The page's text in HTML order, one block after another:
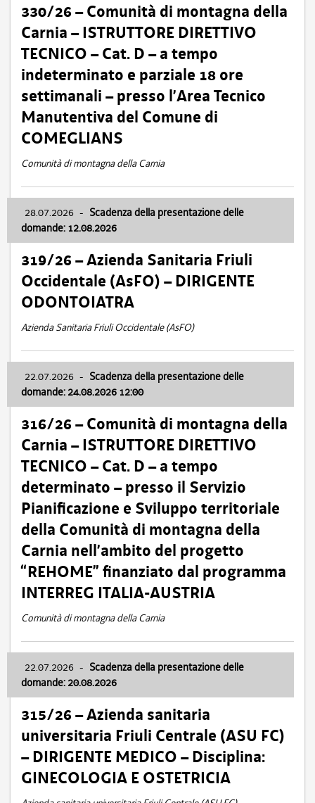
330/26 – Comunità di montagna della
Carnia – ISTRUTTORE DIRETTIVO
TECNICO – Cat. D – a tempo
indeterminato e parziale 18 ore
settimanali – presso l’Area Tecnico
Manutentiva del Comune di
COMEGLIANS
Comunità di montagna della Carnia
28.07.2026 - Scadenza della presentazione delle
domande: 12.08.2026
319/26 – Azienda Sanitaria Friuli
Occidentale (AsFO) – DIRIGENTE
ODONTOIATRA
Azienda Sanitaria Friuli Occidentale (AsFO)
22.07.2026 - Scadenza della presentazione delle
domande: 24.08.2026 12:00
316/26 – Comunità di montagna della
Carnia – ISTRUTTORE DIRETTIVO
TECNICO – Cat. D – a tempo
determinato – presso il Servizio
Pianificazione e Sviluppo territoriale
della Comunità di montagna della
Carnia nell’ambito del progetto
“REHOME” finanziato dal programma
INTERREG ITALIA-AUSTRIA
Comunità di montagna della Carnia
22.07.2026 - Scadenza della presentazione delle
domande: 20.08.2026
315/26 – Azienda sanitaria
universitaria Friuli Centrale (ASU FC)
– DIRIGENTE MEDICO – Disciplina:
GINECOLOGIA E OSTETRICIA